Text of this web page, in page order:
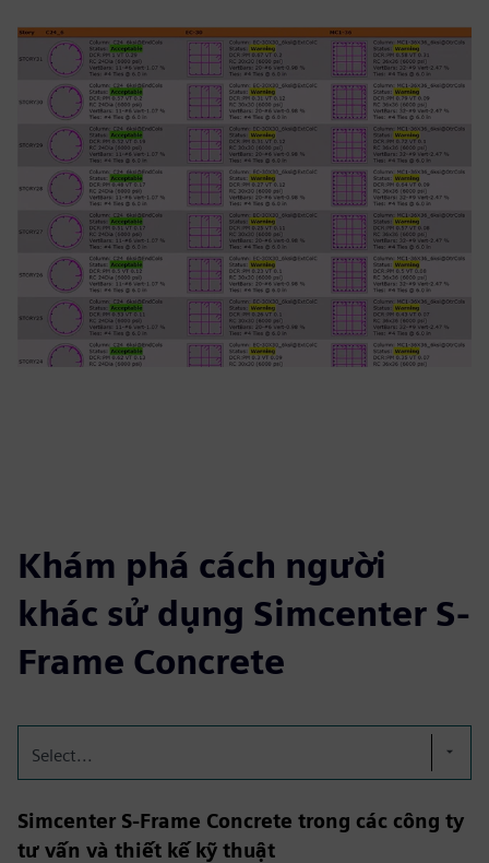
Khám phá cách người
khác sử dụng Simcenter S-
Frame Concrete
Select...
Simcenter S-Frame Concrete trong các công ty
tư vấn và thiết kế kỹ thuật